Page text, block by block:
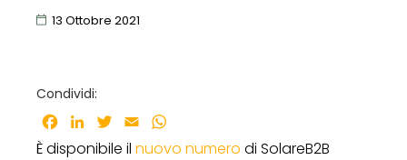
13 Ottobre 2021
Condividi:
Facebook
LinkedInTwitter
Email
È disponibile il nuovo numero di SolareB2B